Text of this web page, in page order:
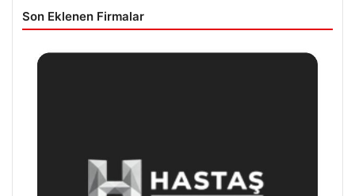
Son Eklenen Firmalar